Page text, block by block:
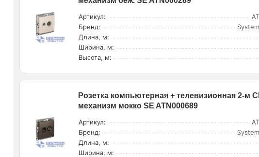
Артикул:
Бренд:
Длина, м:
Ширина, м:
Высота, м:
Розетка компьютерная + телевизионная 2-м
механизм мокко SE ATN000689
Артикул:
Бренд:
Длина, м:
Ширина, м: